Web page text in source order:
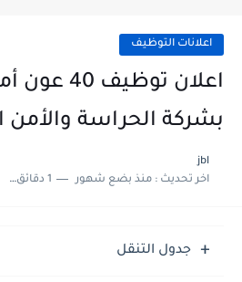
اعلانات التوظيف
اعلان
بشركة الحراسة والأمن
jbl
اخر تحديث :منذ بضع شهور 1 دقائق للقراءة
جدول التنقل